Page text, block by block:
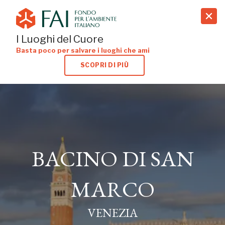
search
I Luoghi del Cuore
Basta poco per salvare i luoghi che ami
SCOPRI DI PIÙ
BACINO DI SAN
MARCO
VENEZIA
BACINO DI SAN
MARCO
VENEZIA